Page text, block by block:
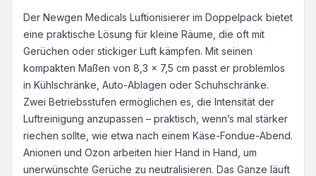
Der Newgen Medicals Luftionisierer im Doppelpack bietet
eine praktische Lösung für kleine Räume, die oft mit
Gerüchen oder stickiger Luft kämpfen. Mit seinen
kompakten Maßen von 8,3 x 7,5 cm passt er problemlos
in Kühlschränke, Auto-Ablagen oder Schuhschränke.
Zwei Betriebsstufen ermöglichen es, die Intensität der
Luftreinigung anzupassen – praktisch, wenn’s mal stärker
riechen sollte, wie etwa nach einem Käse-Fondue-Abend.
Anionen und Ozon arbeiten hier Hand in Hand, um
unerwünschte Gerüche zu neutralisieren. Das Ganze läuft